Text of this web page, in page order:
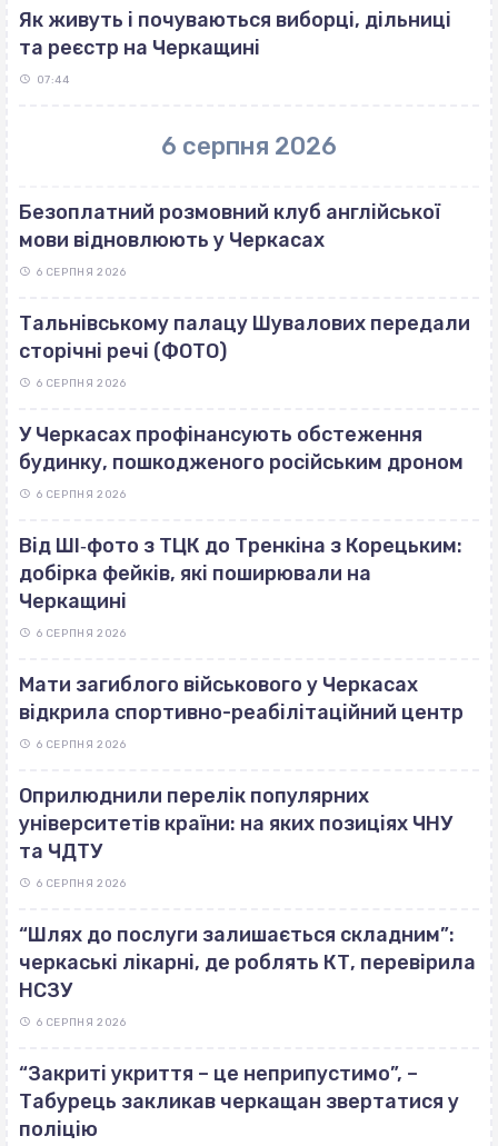
Як живуть і почуваються виборці, дільниці
та реєстр на Черкащині
07:44
6 серпня 2026
Безоплатний розмовний клуб англійської
мови відновлюють у Черкасах
6 СЕРПНЯ 2026
Тальнівському палацу Шувалових передали
сторічні речі (ФОТО)
6 СЕРПНЯ 2026
У Черкасах профінансують обстеження
будинку, пошкодженого російським дроном
6 СЕРПНЯ 2026
Від ШІ‐фото з ТЦК до Тренкіна з Корецьким:
добірка фейків, які поширювали на
Черкащині
6 СЕРПНЯ 2026
Мати загиблого військового у Черкасах
відкрила спортивно-реабілітаційний центр
6 СЕРПНЯ 2026
Оприлюднили перелік популярних
університетів країни: на яких позиціях ЧНУ
та ЧДТУ
6 СЕРПНЯ 2026
“Шлях до послуги залишається складним”:
черкаські лікарні, де роблять КТ, перевірила
НСЗУ
6 СЕРПНЯ 2026
“Закриті укриття – це неприпустимо”, –
Табурець закликав черкащан звертатися у
поліцію